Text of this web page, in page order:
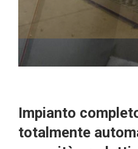
Impianto
totalmente